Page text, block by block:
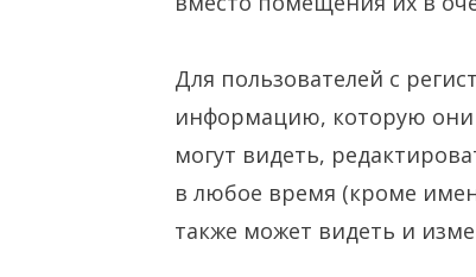
Для пользователей с
информацию, которую они
могут видеть,
в любое время (кроме
также может видеть и